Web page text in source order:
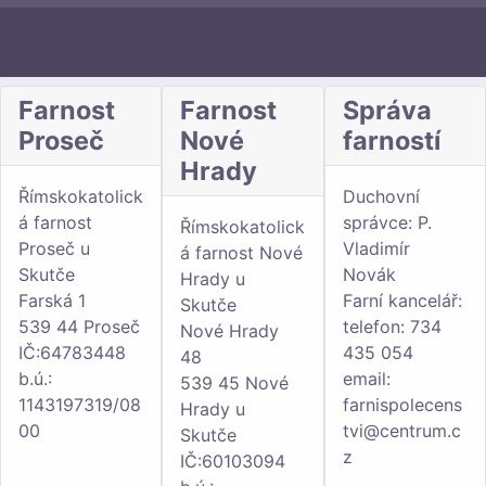
Farnost
Proseč
Římskokatolick
á farnost
Proseč u
Skutče
Farská 1
539 44 Proseč
IČ:64783448
b.ú.:
1143197319/08
00
Farnost
Nové
Hrady
Římskokatolick
á farnost Nové
Hrady u
Skutče
Nové Hrady
48
539 45 Nové
Hrady u
Skutče
IČ:60103094
Správa
farností
Duchovní
správce: P.
Vladimír
Novák
Farní kancelář:
telefon: 734
435 054
email:
farnispolecens
tvi@centrum.c
z